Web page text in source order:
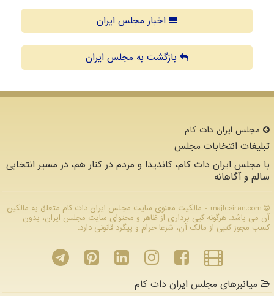
اخبار مجلس ایران
بازگشت به مجلس ایران
مجلس ایران دات كام
تبلیغات انتخابات مجلس
با مجلس ایران دات کام، کاندیدا و مردم در کنار هم، در مسیر انتخابی
سالم و آگاهانه
majlesiran.com - مالکیت معنوی سایت مجلس ایران دات كام متعلق به مالکین
آن می باشد. هرگونه کپی برداری از ظاهر و محتوای سایت مجلس ایران، بدون
کسب مجوز کتبی از مالک آن، شرعا حرام و پیگرد قانونی دارد.
میانبرهای مجلس ایران دات کام